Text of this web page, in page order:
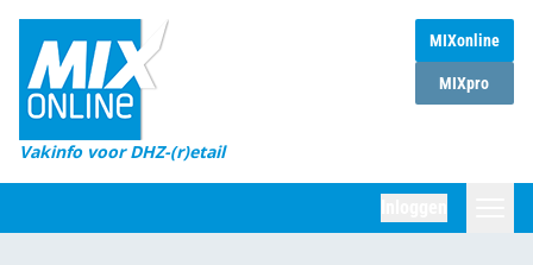
MIXonline
MIXpro
Vakinfo voor DHZ-(r)etail
Home
Magazines
DHZ Sessie